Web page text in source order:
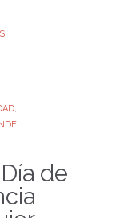
,
de